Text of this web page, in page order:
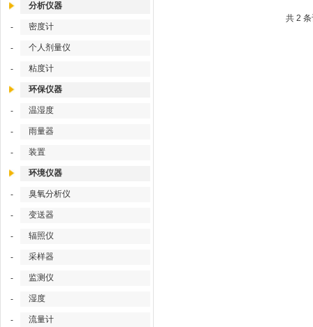
分析仪器
- 密度计
- 个人剂量仪
- 粘度计
环保仪器
- 温湿度
- 雨量器
- 装置
环境仪器
- 臭氧分析仪
- 变送器
- 辐照仪
- 采样器
- 监测仪
- 湿度
- 流量计
共 2